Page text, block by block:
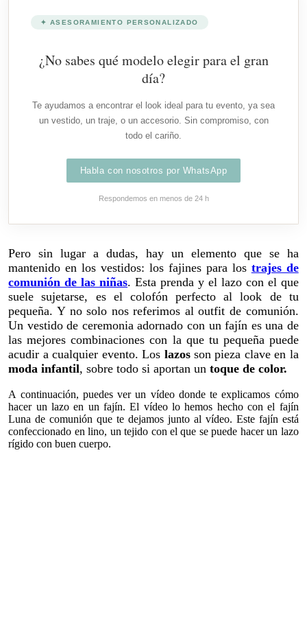
✦ ASESORAMIENTO PERSONALIZADO
¿No sabes qué modelo elegir para el gran
día?
Te ayudamos a encontrar el look ideal para tu evento, ya sea
un vestido, un traje, o un accesorio. Sin compromiso, con
todo el cariño.
Habla con nosotros por WhatsApp
Respondemos en menos de 24 h
Pero sin lugar a dudas, hay un elemento que se ha
mantenido en los vestidos: los fajines para los trajes de
comunión de las niñas. Esta prenda y el lazo con el que
suele sujetarse, es el colofón perfecto al look de tu
pequeña. Y no solo nos referimos al outfit de comunión.
Un vestido de ceremonia adornado con un fajín es una de
las mejores combinaciones con la que tu pequeña puede
acudir a cualquier evento. Los lazosson pieza clave en la
moda infantil, sobre todo si aportan untoque de color.
A continuación, puedes ver un vídeo donde te explicamos cómo
hacer un lazo en un fajín. El vídeo lo hemos hecho con el fajín
Luna de comunión que te dejamos junto al vídeo. Este fajín está
confeccionado en lino, un tejido con el que se puede hacer un lazo
rígido con buen cuerpo.